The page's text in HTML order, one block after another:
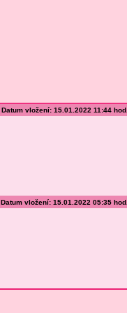
Datum vložení: 15.01.2022 11:44 hod.
Datum vložení: 15.01.2022 05:35 hod.